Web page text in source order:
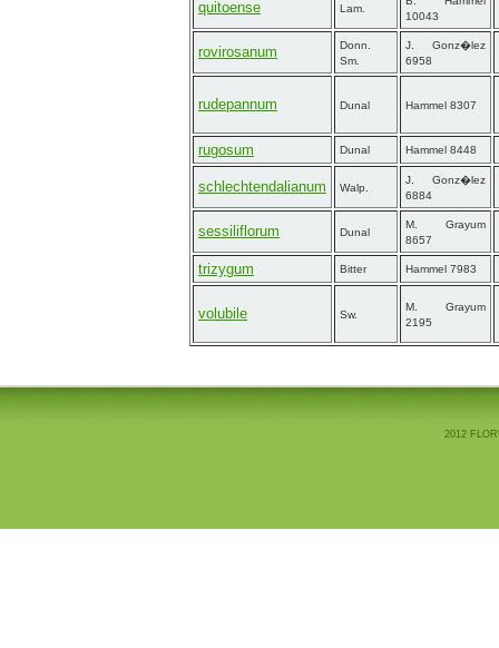
quitoense Lam.
10043
rovirosanum
Donn.
Sm.
J. Gonz�lez
6958
rudepannum Dunal Hammel 8307
rugosum Dunal Hammel 8448
schlechtendalianum Walp.
J. Gonz�lez
6884
sessiliflorum Dunal
M. Grayum
8657
trizygum Bitter Hammel 7983
volubile Sw.
M. Grayum
2195
2012